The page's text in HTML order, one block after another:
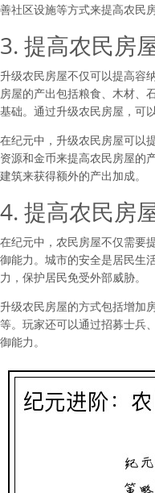
善社区设施等方式来提高农民
3. 提高农民房
升级农民房屋不仅可以提高容
房屋的产出包括粮食、木材、
基础。通过升级农民房屋，可
在纪元中，升级农民房屋可以
资源和金币来提高农民房屋的
建筑来获得额外的产出加成。
4. 提高农民房
在纪元中，农民房屋不仅需要
御能力。城市的安全是居民生
力，保护居民免受外部威胁。
升级农民房屋的方式包括增加
等。玩家还可以通过招募士兵
御能力。